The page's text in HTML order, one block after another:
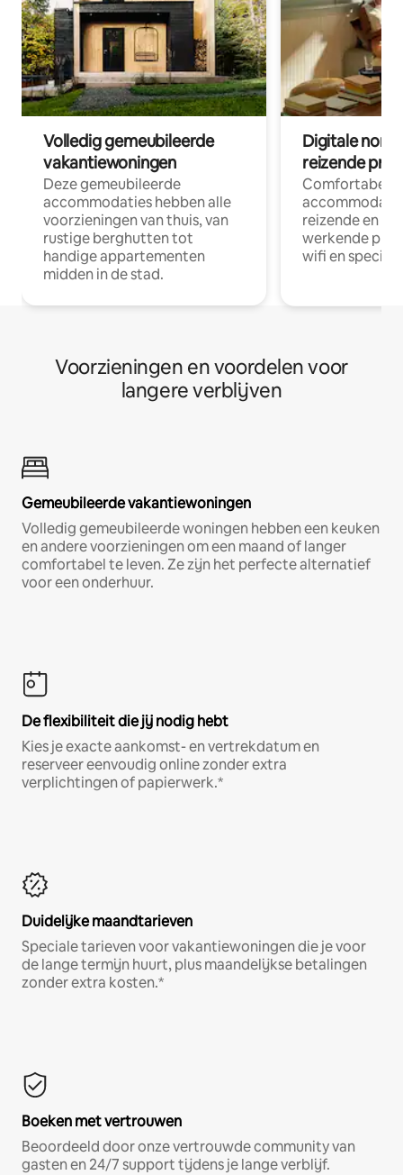
Volledig gemeubileerde
vakantiewoningen
Deze gemeubileerde
accommodaties hebben alle
voorzieningen van thuis, van
rustige berghutten tot
handige appartementen
midden in de stad.
Digitale
reizende
Comfortabele
reizende en
werkende
wifi en
Voorzieningen en voordelen voor
langere verblijven
Gemeubileerde vakantiewoningen
Volledig gemeubileerde woningen hebben een keuken
en andere voorzieningen om een maand of langer
comfortabel te leven. Ze zijn het perfecte alternatief
voor een onderhuur.
De flexibiliteit die jij nodig hebt
Kies je exacte aankomst- en vertrekdatum en
reserveer eenvoudig online zonder extra
verplichtingen of papierwerk.*
Duidelijke maandtarieven
Speciale tarieven voor vakantiewoningen die je voor
de lange termijn huurt, plus maandelijkse betalingen
zonder extra kosten.*
Boeken met vertrouwen
Beoordeeld door onze vertrouwde community van
gasten en 24/7 support tijdens je lange verblijf.